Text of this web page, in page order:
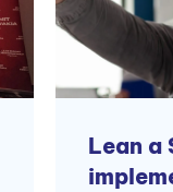
Lean a